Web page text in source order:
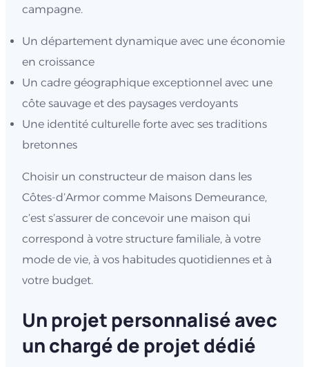
campagne.
Un département dynamique avec une économie
en croissance
Un cadre géographique exceptionnel avec une
côte sauvage et des paysages verdoyants
Une identité culturelle forte avec ses traditions
bretonnes
Choisir un constructeur de maison dans les
Côtes-d’Armor comme Maisons Demeurance,
c’est s’assurer de concevoir une maison qui
correspond à votre structure familiale, à votre
mode de vie, à vos habitudes quotidiennes et à
votre budget.
Un projet personnalisé avec
un chargé de projet dédié